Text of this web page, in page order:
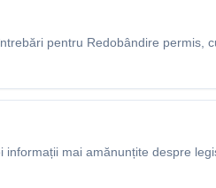
pentru Redobândire permis,
informații mai amănunțite despre